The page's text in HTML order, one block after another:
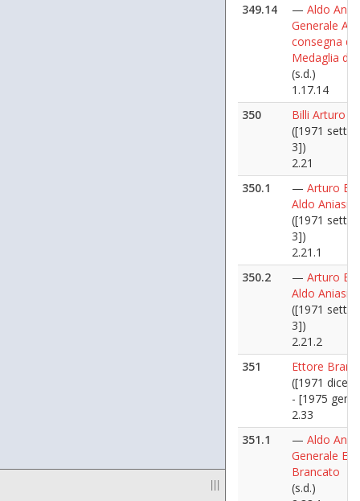
|||
349.14
— Aldo
Generale
consegna
Medaglia
(s.d.)
1.17.14
350
Billi Arturo
([1971
3])
2.21
350.1
— Arturo
Aldo Aniasi
([1971
3])
2.21.1
350.2
— Arturo
Aldo Aniasi
([1971
3])
2.21.2
351
Ettore
([1971
- [1975
2.33
351.1
— Aldo
Generale
Brancato
(s.d.)